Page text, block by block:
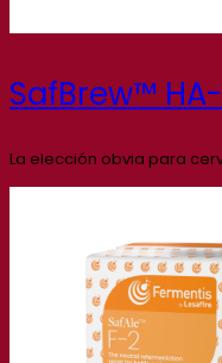
SafBrew™
La elección obvia para